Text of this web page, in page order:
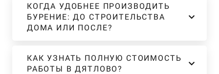
КОГДА УДОБНЕЕ ПРОИЗВОДИТЬ
БУРЕНИЕ: ДО СТРОИТЕЛЬСТВА
ДОМА ИЛИ ПОСЛЕ?
КАК УЗНАТЬ ПОЛНУЮ СТОИМОСТЬ
РАБОТЫ В ДЯТЛОВО?